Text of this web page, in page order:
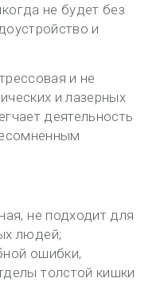
не будет без
и
и не
и лазерных
деятельность
не подходит для
людей;
ошибки,
толстой кишки